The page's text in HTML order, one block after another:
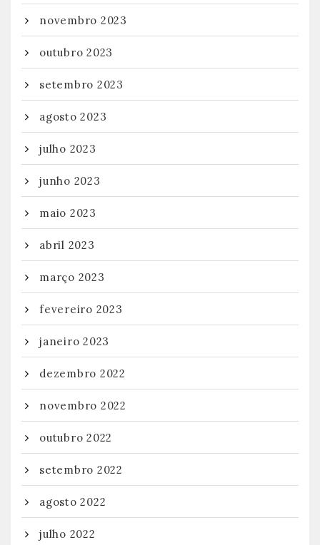
novembro 2023
outubro 2023
setembro 2023
agosto 2023
julho 2023
junho 2023
maio 2023
abril 2023
março 2023
fevereiro 2023
janeiro 2023
dezembro 2022
novembro 2022
outubro 2022
setembro 2022
agosto 2022
julho 2022